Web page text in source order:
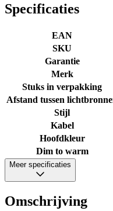
Specificaties
EAN
SKU
Garantie
Merk
Stuks in verpakking
Afstand tussen
Stijl
Kabel
Hoofdkleur
Dim to warm
Meer specificaties
Omschrijving